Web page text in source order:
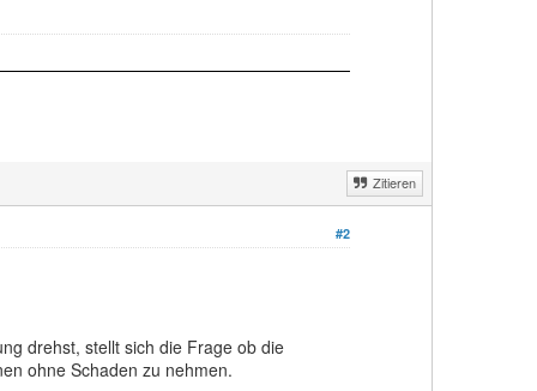
Zitieren
#2
drehst, stellt sich die Frage ob die
ohne Schaden zu nehmen.